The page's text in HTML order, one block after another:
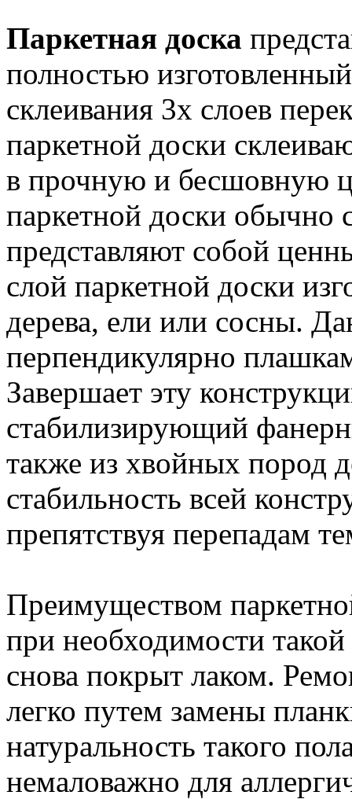
Паркетная доска
полностью
склеивания 3х слоев
паркетной доски
в прочную и бесшовную
паркетной доски обычно
представляют собой
слой паркетной доски
дерева, ели или сосны.
перпендикулярно
Завершает эту
стабилизирующий
также из хвойных пород
стабильность всей
препятствуя перепадам
Преимуществом
при необходимости
снова покрыт лаком.
легко путем замены
натуральность такого
немаловажно для